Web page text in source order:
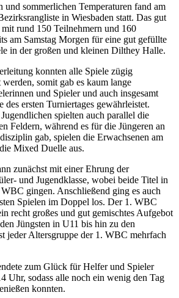
und sommerlichen Temperaturen fand am
in Wiesbaden statt. Das gut
rund 150 Teilnehmern und 160
am Samstag Morgen für eine gut gefüllte
in der großen und kleinen Dilthey Halle.
konnten alle Spiele zügig
somit gab es kaum lange
und Spieler und auch insgesamt
des ersten Turniertages gewährleistet.
spielten auch parallel die
Feldern, während es für die Jüngeren an
gab, spielen die Erwachsenen am
Mixed Duelle aus.
zunächst mit einer Ehrung der
und Jugendklasse, wobei beide Titel in
gingen. Anschließend ging es auch
Spielen im Doppel los. Der 1. WBC
recht großes und gut gemischtes Aufgebot
Jüngsten in U11 bis hin zu den
jeder Altersgruppe der 1. WBC mehrfach
zum Glück für Helfer und Spieler
Uhr, sodass alle noch ein wenig den Tag
konnten.